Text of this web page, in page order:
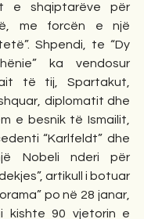
e shqiptarëve për
me forcën e një
Shpendi, te “Dy
ka vendosur
të tij, Spartakut,
diplomatit dhe
e besnik të Ismailit,
“Karlfeldt” dhe
Nobeli nderi për
artikull i botuar
po në 28 janar,
kishte 90 vjetorin e